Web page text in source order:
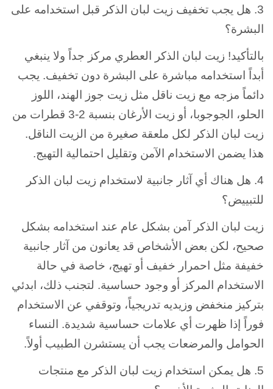
3. هل يجب تخفيف زيت لبان الذكر قبل استخدامه على
البشرة؟
بالتأكيد! زيت لبان الذكر العطري مركز جداً ولا ينبغي
أبداً استخدامه مباشرة على البشرة دون تخفيف. يجب
دائماً مزجه مع زيت ناقل مثل زيت جوز الهند، اللوز
الحلو، الجوجوبا، أو زيت الأرغان بنسبة 2-3 قطرات من
زيت لبان الذكر لكل ملعقة صغيرة من الزيت الناقل.
هذا يضمن الاستخدام الآمن وتقليل احتمالية التهيج.
4. هل هناك أي آثار جانبية لاستخدام زيت لبان الذكر
للتبييض؟
زيت لبان الذكر آمن بشكل عام عند استخدامه بشكل
صحيح، لكن بعض الأشخاص قد يعانون من آثار جانبية
خفيفة مثل احمرار خفيف أو تهيج، خاصة في حالة
الاستخدام المركز أو وجود حساسية. لتجنب ذلك، ابدئي
بتركيز منخفض وزيديه تدريجياً، وتوقفي عن الاستخدام
فوراً إذا ظهرت أي علامات حساسية شديدة. النساء
الحوامل والمرضعات يجب أن يستشرن الطبيب أولاً.
5. هل يمكن استخدام زيت لبان الذكر مع منتجات